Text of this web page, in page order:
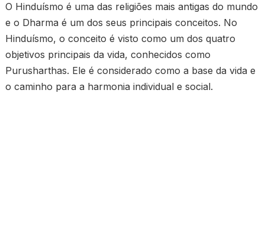
O Hinduísmo é uma das religiões mais antigas do mundo
e o Dharma é um dos seus principais conceitos. No
Hinduísmo, o conceito é visto como um dos quatro
objetivos principais da vida, conhecidos como
Purusharthas. Ele é considerado como a base da vida e
o caminho para a harmonia individual e social.